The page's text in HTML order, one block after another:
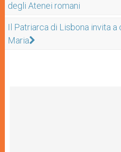
degli Atenei romani
Il Patriarca di Lisbona invita
Maria